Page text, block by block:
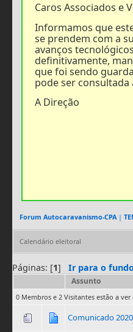
Caros Associados e
Informamos que
se prendem com a
avanços
definitivamente,
que foi sendo
pode ser
A Direção
Forum Autocaravanismo-CPA|
Calendário eleitoral
Páginas: [1] Ir para o
Assunto
0 Membros e 2 Visitantes estão a ver
Comunicado